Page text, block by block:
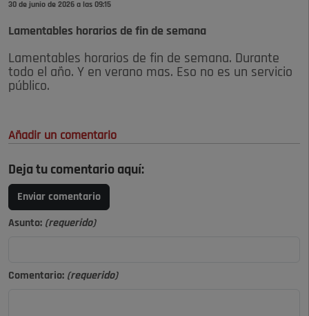
30 de junio de 2026 a las 09:15
Lamentables horarios de fin de semana
Lamentables horarios de fin de semana. Durante
todo el año. Y en verano mas. Eso no es un servicio
público.
Añadir un comentario
Deja tu comentario aquí:
Enviar comentario
Asunto: (requerido)
Comentario: (requerido)